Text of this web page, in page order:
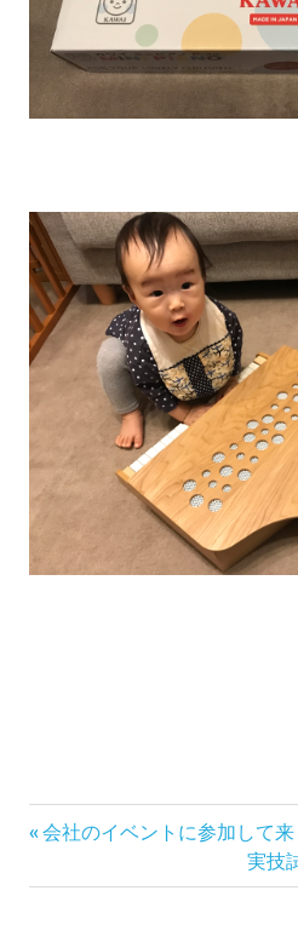
投
稿
前
記
会社のイベントに参加して来
次
の
実技